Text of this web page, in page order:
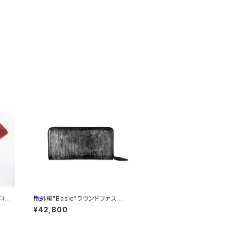
ン
ス
">
番外編"Basic"ラウンドファスナ
ーロング 英国産ブライドルレザ
ー×日本産仔牛革<Black>
¥42,800